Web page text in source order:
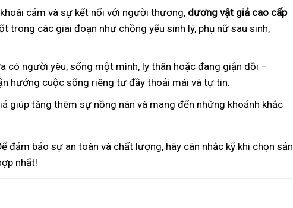
cảm và sự kết nối với người thương, dương vật giả cao cấp
trong các giai đoạn như chồng yếu sinh lý, phụ nữ sau sinh,
có người yêu, sống một mình, ly thân hoặc đang giận dỗi –
hưởng cuộc sống riêng tư đầy thoải mái và tự tin.
giúp tăng thêm sự nồng nàn và mang đến những khoảnh khắc
đảm bảo sự an toàn và chất lượng, hãy cân nhắc kỹ khi chọn sản
nhất!